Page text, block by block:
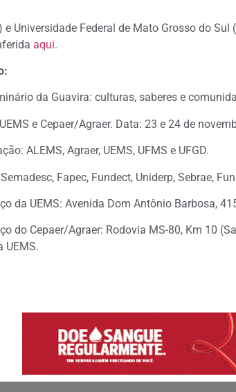
e Universidade Federal de Mato Grosso do
aqui.
da Guavira: culturas, saberes e
e Cepaer/Agraer. Data: 23 e 24 de
ALEMS, Agraer, UEMS, UFMS e UFGD.
Fapec, Fundect, Uniderp, Sebrae,
da UEMS: Avenida Dom Antônio Barbosa,
do Cepaer/Agraer: Rodovia MS-80, Km 10
UEMS.